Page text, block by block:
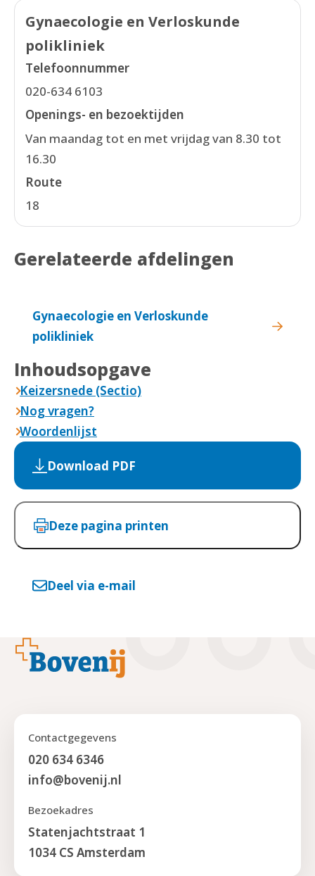
Inhoudsopgave
Keizersnede (Sectio)
Nog vragen?
Woordenlijst
Download PDF
Deze pagina printen
Deel via e-mail
Gynaecologie en Verloskunde
polikliniek
Telefoonnummer
020-634 6103
Openings- en bezoektijden
Van maandag tot en met vrijdag van 8.30 tot
16.30
Route
18
Gerelateerde afdelingen
Gynaecologie en Verloskunde
polikliniek
Footer
Contactgegevens
020 634 6346
info@bovenij.nl
Bezoekadres
Statenjachtstraat 1
1034 CS Amsterdam